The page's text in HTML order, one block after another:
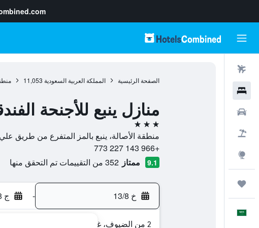
الصفحة الرئيسية المملكة العربية السعودية 11,053
منازل ينبع للأجنحة
3 نجوم
منطقة الأصالة، ينبع بالمز المتفرع من طريق علي بن أبي طالب, 21477, ينبع, منطقة المدينة
+966 143 227 773
9.1 ممتاز 352 من التقييمات تم التحقق منها
خ 13/8 - ج 14/8
2 من الضيوف، غرفة واحدة